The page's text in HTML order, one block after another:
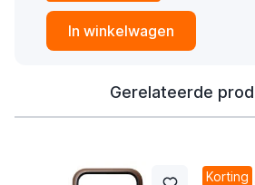
In winkelwagen
Gerelateerde
Korting